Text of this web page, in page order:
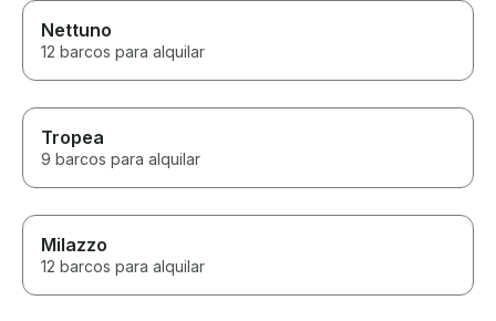
Nettuno
12 barcos para alquilar
Tropea
9 barcos para alquilar
Milazzo
12 barcos para alquilar